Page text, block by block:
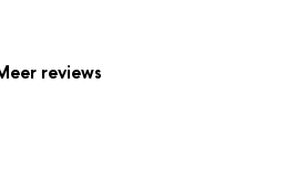
reviews